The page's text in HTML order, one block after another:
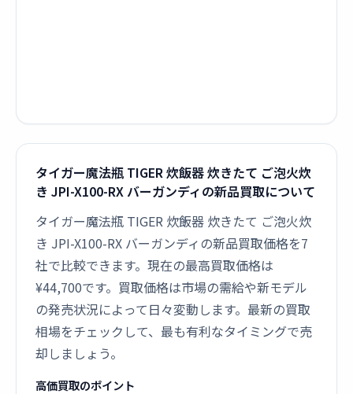
タイガー魔法瓶 TIGER 炊飯器 炊きたて ご泡火炊
き JPI-X100-RX バーガンディの新品買取について
タイガー魔法瓶 TIGER 炊飯器 炊きたて ご泡火炊
き JPI-X100-RX バーガンディの新品買取価格を7
社で比較できます。現在の最高買取価格は
¥44,700です。買取価格は市場の需給や新モデル
の発売状況によって日々変動します。最新の買取
相場をチェックして、最も有利なタイミングで売
却しましょう。
高価買取のポイント